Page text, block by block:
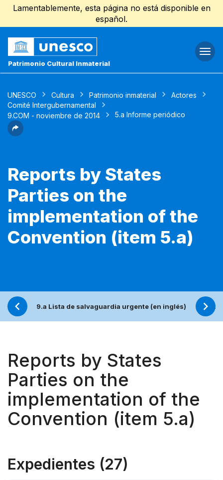
Lamentablemente, esta página no está disponible en
español.
Patrimonio Cultural Inmaterial
UNESCO Cultura Patrimonio inmaterial
Actores
Comité Intergubernamental
9.COM - noviembre de 2014
5.a Informe periódico
Reports by States
Parties on the
implementation of the
Convention (item 5.a)
9.a Lista de salvaguardia urgente (en inglés) 9.b
Reports by States
Parties on the
implementation of the
Convention (item 5.a)
Expedientes (27)